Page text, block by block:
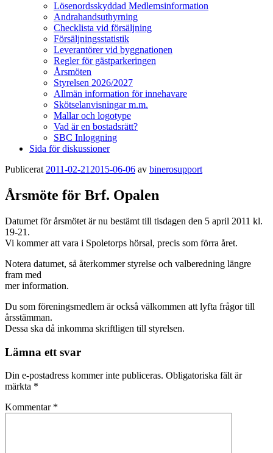
Lösenordsskyddad Medlemsinformation
Andrahandsuthyrning
Checklista vid försäljning
Försäljningsstatistik
Leverantörer vid byggnationen
Regler för gästparkeringen
Årsmöten
Styrelsen 2026/2027
Allmän information för innehavare
Skötselanvisningar m.m.
Mallar och logotype
Vad är en bostadsrätt?
SBC Inloggning
Sida för diskussioner
Publicerat 2011-02-21 2015-06-06 av binerosupport
Årsmöte för Brf. Opalen
Datumet för årsmötet är nu bestämt till tisdagen den 5 april 2011 kl.
19-21.
Vi kommer att vara i Spoletorps hörsal, precis som förra året.
Notera datumet, så återkommer styrelse och valberedning längre
fram med
mer information.
Du som föreningsmedlem är också välkommen att lyfta frågor till
årsstämman.
Dessa ska då inkomma skriftligen till styrelsen.
Lämna ett svar
Din e-postadress kommer inte publiceras. Obligatoriska fält är
märkta *
Kommentar *